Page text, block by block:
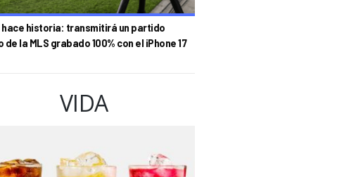
PDT
historia: transmitirá un partido
de la MLS grabado 100% con el iPhone 17
VIDA